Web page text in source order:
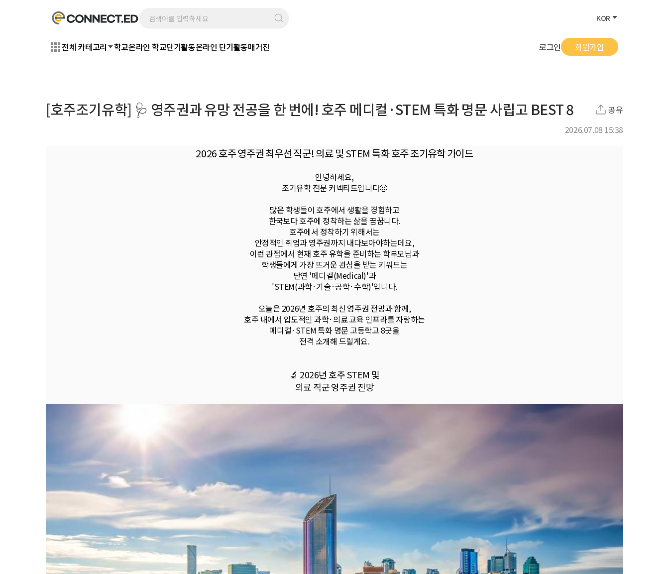
KOR
전체 카테고리 학교온라인 학교단기활동온라인 단기활동매거진 로그인 회원가입
[호주조기유학] 🩺 영주권과 유망 전공을 한 번에! 호주 메디컬·STEM 특화 명문 사립고 BEST 8
공유
2026.07.08 15:38
2026 호주 영주권 최우선 직군! 의료 및 STEM 특화 호주 조기유학 가이드
안녕하세요,
조기유학 전문 커넥티드입니다🙂
많은 학생들이 호주에서 생활을 경험하고
한국보다 호주에 정착하는 삶을 꿈꿉니다.
호주에서 정착하기 위해서는
안정적인 취업과 영주권까지 내다보아야하는데요,
이런 관점에서 현재 호주 유학을 준비하는 학부모님과
학생들에게 가장 뜨거운 관심을 받는 키워드는
단연 '메디컬(Medical)'과
'STEM(과학·기술·공학·수학)'입니다.
오늘은 2026년 호주의 최신 영주권 전망과 함께,
호주 내에서 압도적인 과학·의료 교육 인프라를 자랑하는
메디컬·STEM 특화 명문 고등학교 8곳을
전격 소개해 드릴게요.
🔬 2026년 호주 STEM 및
의료 직군 영주권 전망